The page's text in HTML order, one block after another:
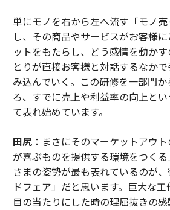
単にモノを右から左へ流す「モノ
し、その商品やサービスがお客様
ットをもたらし、どう感情を動か
とりが直接お客様と対話するなか
み込んでいく。この研修を一部門
ろ、すでに売上や利益率の向上と
て表れ始めています。
田尻：まさにそのマーケットアウ
が喜ぶものを提供する環境をつく
さまの姿勢が最も表れているのが
ドフェア」だと思います。巨大な
目の当たりにした時の理屈抜きの感